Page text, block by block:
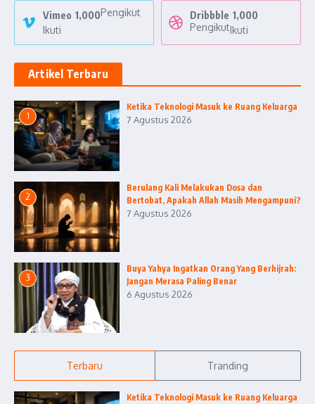
Vimeo 1,000Pengikut
Ikuti
Dribbble 1,000
PengikutIkuti
Artikel Terbaru
1
Ketika Teknologi Masuk ke Ruang Keluarga
7 Agustus 2026
2
Berulang Kali Melakukan Dosa dan
Bertobat, Apakah Allah Masih Mengampuni?
7 Agustus 2026
3
Buya Yahya Ingatkan Orang Yang Berhijrah:
Jangan Merasa Paling Benar
6 Agustus 2026
Terbaru Tranding
Ketika Teknologi Masuk ke Ruang Keluarga